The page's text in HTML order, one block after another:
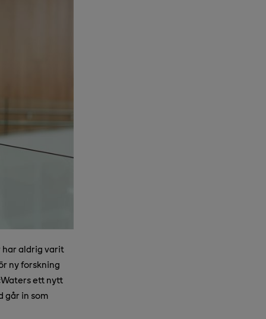
har aldrig varit
ny forskning
ett nytt
går in som